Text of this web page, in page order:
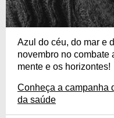
Azul do céu, do mar e
novembro no combate
mente e os horizontes!
Conheça a campanha
da saúde